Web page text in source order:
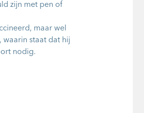
zijn met pen of
maar wel
staat dat hij
nodig.